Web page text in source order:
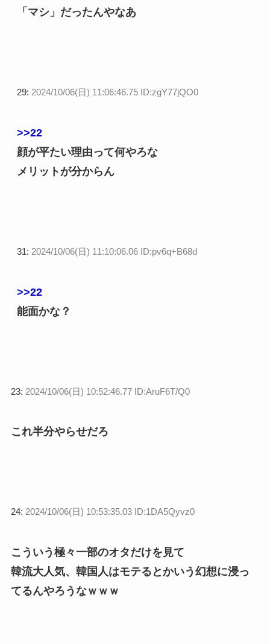
「マシ」だったんやなあ
29: 2024/10/06(日) 11:06:46.75 ID:zgY77jQO0
>>22
顔が平たい理由って何やろな
メリットが分からん
31: 2024/10/06(日) 11:10:06.06 ID:pv6q+B68d
>>22
能面かな？
23: 2024/10/06(日) 10:52:46.77 ID:AruF6T/Q0
これ半分やらせだろ
24: 2024/10/06(日) 10:53:35.03 ID:1DA5Qyvz0
こういう極々一部のオタだけを見て
韓流大人気、韓国人はモテるとかいう幻想に浸っ
てるんやろうなｗｗｗ